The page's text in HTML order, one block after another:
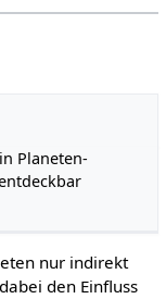
Planeten­
nur indirekt
den Einfluss